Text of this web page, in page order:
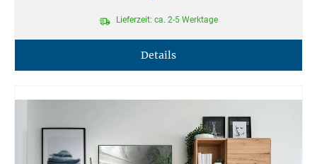
Lieferzeit: ca. 2-5 Werktage
Details